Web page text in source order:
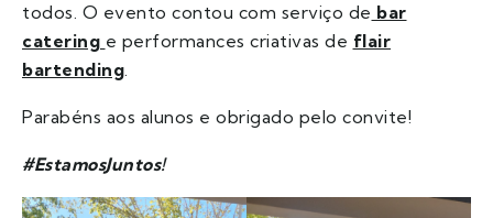
todos. O evento contou com serviço de bar
catering e performances criativas de flair
bartending.
Parabéns aos alunos e obrigado pelo convite!
#EstamosJuntos!